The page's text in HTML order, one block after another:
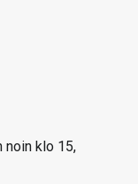
noin klo 15,